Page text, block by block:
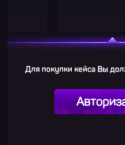
Для покупки кейса Вы